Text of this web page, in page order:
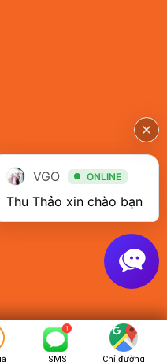
. All Rights Reserved
SMS Chỉ đường
VGO ONLINE
Thu Thảo xin chào bạn